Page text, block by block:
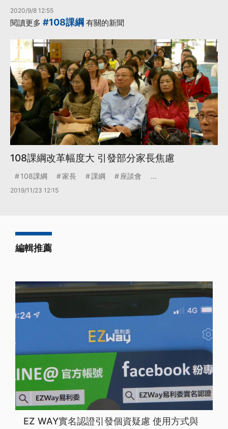
2020/9/8 12:55
閱讀更多 #108課綱 有關的新聞
108課綱改革幅度大 引發部分家長焦慮
108課綱 家長 課綱 座談會 ...
2019/11/23 12:15
編輯推薦
EZ WAY實名認證引發個資疑慮 使用方式與